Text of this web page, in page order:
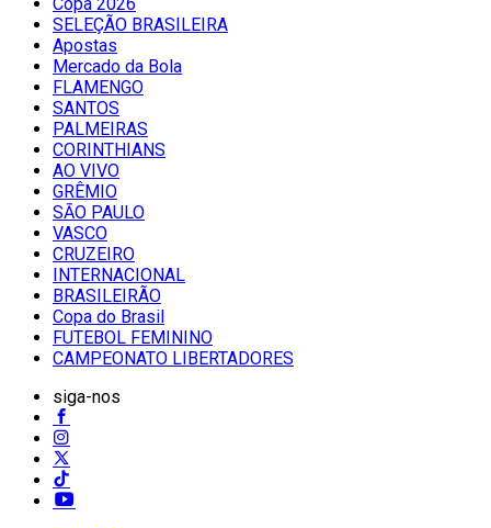
SELEÇÃO BRASILEIRA
Apostas
Mercado da Bola
FLAMENGO
SANTOS
PALMEIRAS
CORINTHIANS
AO VIVO
GRÊMIO
SĀO PAULO
VASCO
CRUZEIRO
INTERNACIONAL
BRASILEIRÃO
Copa do Brasil
FUTEBOL FEMININO
CAMPEONATO LIBERTADORES
siga-nos